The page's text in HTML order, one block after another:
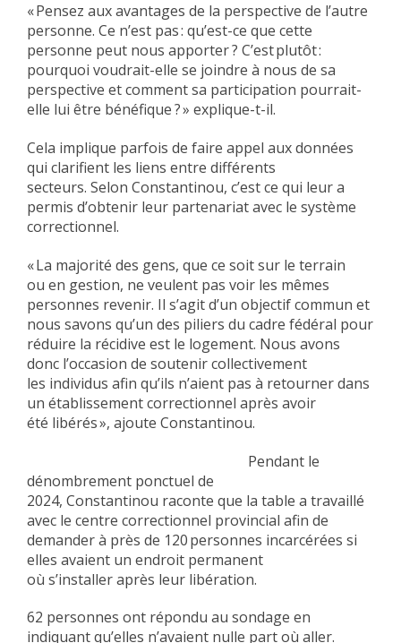
« Pensez aux avantages de la perspective de l’autre
personne. Ce n’est pas : qu’est-ce que cette
personne peut nous apporter? C’est plutôt :
pourquoi voudrait-elle se joindre à nous de sa
perspective et comment sa participation pourrait-
elle lui être bénéfique? » explique-t-il.
Cela implique parfois de faire appel aux données
qui clarifient les liens entre différents
secteurs. Selon Constantinou, c’est ce qui leur a
permis d’obtenir leur partenariat avec le système
correctionnel.
« La majorité des gens, que ce soit sur le terrain
ou en gestion, ne veulent pas voir les mêmes
personnes revenir. Il s’agit d’un objectif commun et
nous savons qu’un des piliers du cadre fédéral pour
réduire la récidive est le logement. Nous avons
donc l’occasion de soutenir collectivement
les individus afin qu’ils n’aient pas à retourner dans
un établissement correctionnel après avoir
été libérés », ajoute Constantinou.
Pendant le
dénombrement ponctuel de
2024, Constantinou raconte que la table a travaillé
avec le centre correctionnel provincial afin de
demander à près de 120 personnes incarcérées si
elles avaient un endroit permanent
où s’installer après leur libération.
62 personnes ont répondu au sondage en
indiquant qu’elles n’avaient nulle part où aller.